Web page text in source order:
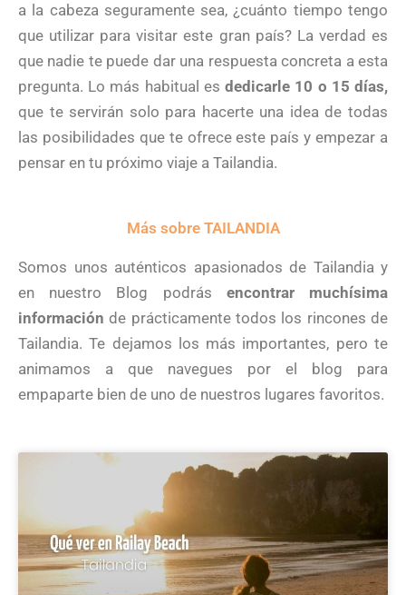
a la cabeza seguramente sea, ¿cuánto tiempo tengo
que utilizar para visitar este gran país? La verdad es
que nadie te puede dar una respuesta concreta a esta
pregunta. Lo más habitual esdedicarle 10 o 15 días,
que te servirán solo para hacerte una idea de todas
las posibilidades que te ofrece este país y empezar a
pensar en tu próximo viaje a Tailandia.
Más sobre TAILANDIA
Somos unos auténticos apasionados de Tailandia y
en nuestro Blog podrás encontrar muchísima
información de prácticamente todos los rincones de
Tailandia. Te dejamos los más importantes, pero te
animamos a que navegues por el blog para
empaparte bien de uno de nuestros lugares favoritos.